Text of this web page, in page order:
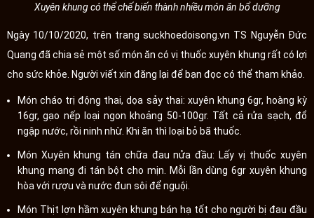
Xuyên khung có thể chế biến thành nhiều món ăn bổ dưỡng
Ngày 10/10/2020, trên trang suckhoedoisong.vn TS Nguyễn Đức
Quang đã chia sẻ một số món ăn có vị thuốc xuyên khung rất có lợi
cho sức khỏe. Người viết xin đăng lại để bạn đọc có thể tham khảo.
Món cháo trị động thai, dọa sảy thai: xuyên khung 6gr, hoàng kỳ
16gr, gạo nếp loại ngon khoảng 50-100gr. Tất cả rửa sạch, đổ
ngập nước, rồi ninh nhừ. Khi ăn thì loại bỏ bã thuốc.
Món Xuyên khung tán chữa đau nửa đầu: Lấy vị thuốc xuyên
khung mang đi tán bột cho mịn. Mỗi lần dùng 6gr xuyên khung
hòa với rượu và nước đun sôi để nguội.
Món Thịt lợn hầm xuyên khung bán hạ tốt cho người bị đau đầu